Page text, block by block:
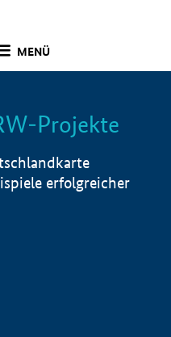
MENÜ
Info
Projekte
erfolgreicher